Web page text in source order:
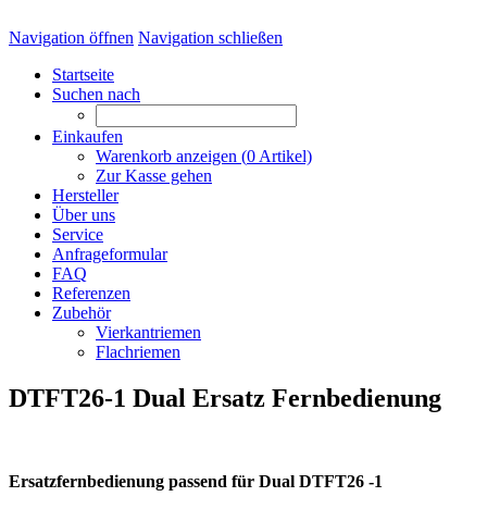
Navigation öffnen Navigation schließen
Startseite
Suchen nach
Einkaufen
Warenkorb anzeigen (0 Artikel)
Zur Kasse gehen
Hersteller
Über uns
Service
Anfrageformular
FAQ
Referenzen
Zubehör
Vierkantriemen
Flachriemen
DTFT26-1 Dual Ersatz Fernbedienung
Ersatzfernbedienung passend für Dual DTFT26 -1